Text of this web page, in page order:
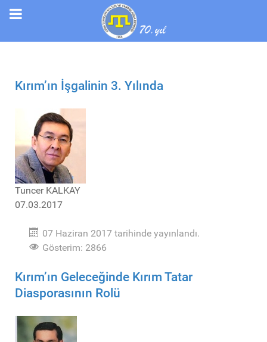
Kırım’ın İşgalinin 3. Yılında
Tuncer KALKAY
07.03.2017
07 Haziran 2017 tarihinde yayınlandı.
Gösterim: 2866
Kırım’ın Geleceğinde Kırım Tatar
Diasporasının Rolü